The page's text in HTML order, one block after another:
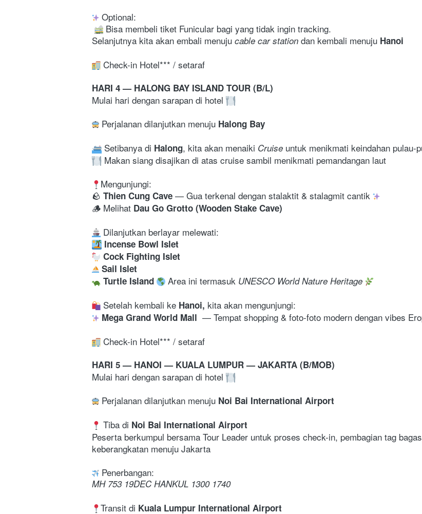
Optional:
Bisa membeli tiket Funicular bagi yang tidak ingin tracking.
Selanjutnya kita akan embali menuju cable car station dan kembali menuju Hanoi
Check-in Hotel*** / setaraf
HARI 4 — HALONG BAY ISLAND TOUR (B/L)
Mulai hari dengan sarapan di hotel
Perjalanan dilanjutkan menuju Halong Bay
Setibanya di Halong, kita akan menaiki Cruise untuk menikmati keindahan pulau-
Makan siang disajikan di atas cruise sambil menikmati pemandangan laut
Mengunjungi:
🪨 Thien Cung Cave — Gua terkenal dengan stalaktit & stalagmit cantik
🪵 Melihat Dau Go Grotto (Wooden Stake Cave)
Incense Bowl Islet
Cock Fighting Islet
Sail Islet
Turtle Island
Area ini termasuk UNESCO World Nature Heritage
Setelah kembali ke Hanoi,
Mega Grand World Mall — Tempat shopping & foto-foto modern dengan vibes
Check-in Hotel*** / setaraf
HARI 5 — HANOI — KUALA LUMPUR — JAKARTA (B/MOB)
Mulai hari dengan sarapan di hotel
Perjalanan dilanjutkan menuju Noi Bai International Airport
Tiba di Noi Bai International Airport
Peserta berkumpul bersama Tour Leader untuk proses check-in, pembagian tag
keberangkatan menuju Jakarta
Penerbangan:
MH 753 19DEC HANKUL 1300 1740
Transit di Kuala Lumpur International Airport